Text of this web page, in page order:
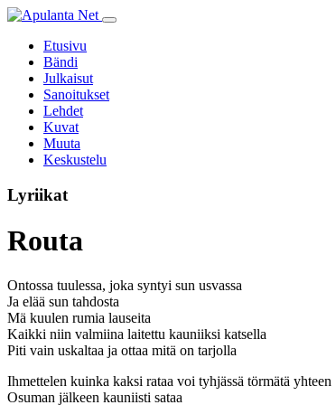
Etusivu
Bändi
Julkaisut
Sanoitukset
Lehdet
Kuvat
Muuta
Keskustelu
Lyriikat
Routa
Ontossa tuulessa, joka syntyi sun usvassa
Ja elää sun tahdosta
Mä kuulen rumia lauseita
Kaikki niin valmiina laitettu kauniiksi katsella
Piti vain uskaltaa ja ottaa mitä on tarjolla
Ihmettelen kuinka kaksi rataa voi tyhjässä törmätä yhteen
Osuman jälkeen kauniisti sataa